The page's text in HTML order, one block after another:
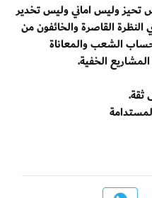
تحيز وليس اماني وليس تخدير
القاصرة والخائفون من
الشعب والمعاناة
الخفية.
ثقة.